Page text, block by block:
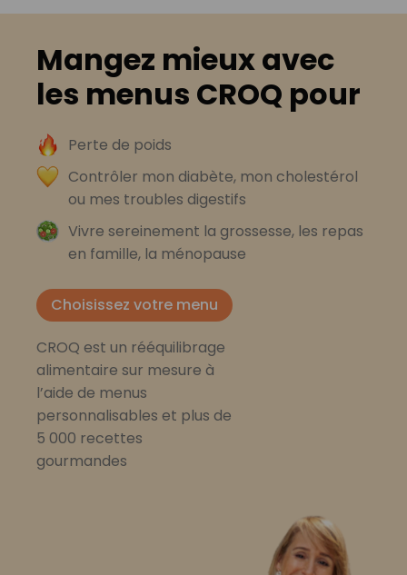
Mangez mieux avec
les menus CROQ pour
Perte de poids
Contrôler mon diabète, mon cholestérol
ou mes troubles digestifs
Vivre sereinement la grossesse, les repas
en famille, la ménopause
Choisissez votre menu
CROQ est un rééquilibrage
alimentaire sur mesure à
l’aide de menus
personnalisables et plus de
5 000 recettes
gourmandes